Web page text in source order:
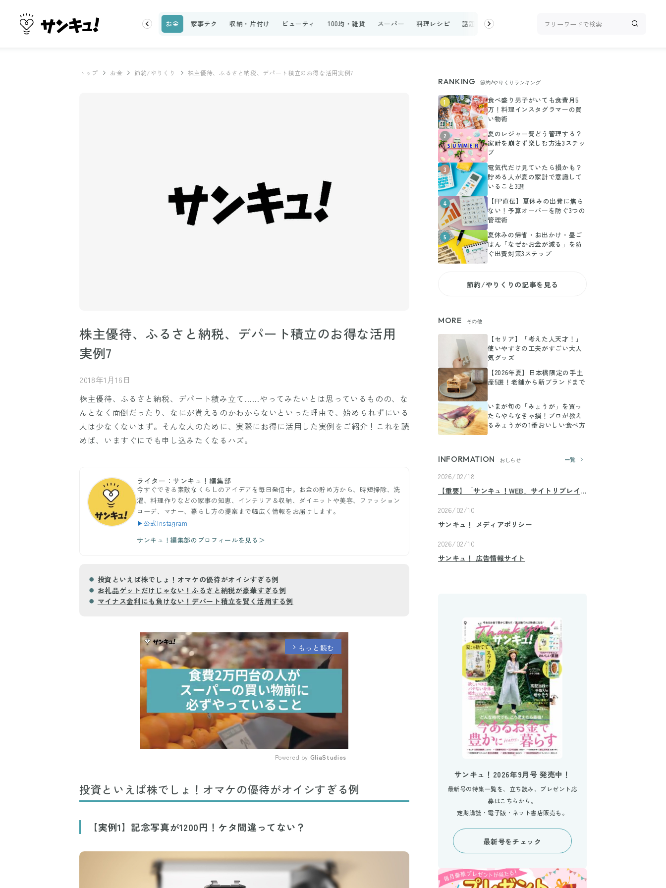
レシピ 話題 トップ 新着 ランキング お金 家事テク 収納・片付け ビューティ 100均・雑貨 スーパー 料理レシピ 話題 トップ ランキング お金 家事テク
トップ お金 節約/やりくり 株主優待、ふるさと納税、デパート積立のお得な活用実例7
株主優待、ふるさと納税、デパート積立のお得な活用
実例7
2018年1月16日
株主優待、ふるさと納税、デパート積み立て……やってみたいとは思っているものの、な
んとなく面倒だったり、なにが貰えるのかわからないといった理由で、始められずにいる
人は少なくないはず。そんな人のために、実際にお得に活用した実例をご紹介！これを読
めば、いますぐにでも申し込みたくなるハズ。
ライター：サンキュ！編集部
今すぐできる素敵なくらしのアイデアを毎日発信中。お金の貯め方から、時短掃除、洗
濯、料理作りなどの家事の知恵、インテリア＆収納、ダイエットや美容、ファッション
コーデ、マナー、暮らし方の提案まで幅広く情報をお届けします。
▶公式Instagram
サンキュ！編集部のプロフィールを見る＞
投資といえば株でしょ！オマケの優待がオイシすぎる例
お礼品ゲットだけじゃない！ふるさと納税が豪華すぎる例
マイナス金利にも負けない！デパート積立を賢く活用する例
arrow_forward_ios もっと読む
Mute
Powered by GliaStudios
投資といえば株でしょ！オマケの優待がオイシすぎる例
【実例1】記念写真が1200円！ケタ間違ってない？
RANKING 節約/やりくりランキング
1
食べ盛り男子がいても食費月5
万！料理インスタグラマーの買
い物術
2
夏のレジャー費どう管理する？
家計を崩さず楽しむ方法3ステッ
プ
3
電気代だけ見ていたら損かも？
貯める人が夏の家計で意識して
いること3選
4
【FP直伝】夏休みの出費に焦ら
ない！予算オーバーを防ぐ3つの
管理術
5
夏休みの帰省・お出かけ・昼ご
はん「なぜかお金が減る」を防
ぐ出費対策3ステップ
節約/やりくりの記事を見る
MORE その他
【セリア】「考えた人天才！」
使いやすさの工夫がすごい大人
気グッズ
【2026年夏】日本橋限定の手土
産5選！老舗から新ブランドまで
いまが旬の「みょうが」を買っ
たらやらなきゃ損！プロが教え
るみょうがの1番おいしい食べ方
INFORMATION おしらせ 一覧
2026/02/18
【重要】「サンキュ！WEB」サイトリプレイ
2026/02/10
サンキュ！ メディアポリシー
2026/02/10
サンキュ！ 広告情報サイト
サンキュ！2026年9月号 発売中！
最新号の特集一覧を、立ち読み、プレゼント応
募はこちらから。
定期購読・電子版・ネット書店販売も。
最新号をチェック